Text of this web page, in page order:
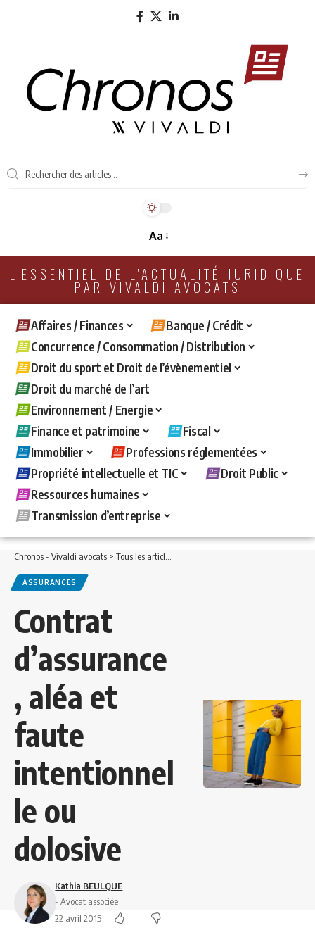
Aa
L'ESSENTIEL DE L'ACTUALITÉ JURIDIQUE
PAR VIVALDI AVOCATS
Affaires / Finances
Banque / Crédit
Concurrence / Consommation / Distribution
Droit du sport et Droit de l’évènementiel
Droit du marché de l’art
Environnement / Energie
Finance et patrimoine
Fiscal
Immobilier
Professions réglementées
Propriété intellectuelle et TIC
Droit Public
Ressources humaines
Transmission d’entreprise
Chronos - Vivaldi avocats > Tous les articles
ASSURANCES
Contrat
d’assurance
, aléa et
faute
intentionnel
le ou
dolosive
Kathia BEULQUE
- Avocat associée
22 avril 2015